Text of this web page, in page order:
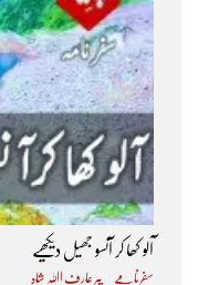
آلو کھا کر آنسو جھیل دیکھیے
سفرنامے پیر عارف اﷲ شاہ